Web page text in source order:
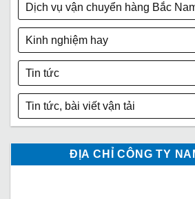
Dịch vụ vận chuyển hàng Bắc
Kinh nghiệm hay
Tin tức
Tin tức, bài viết vận tải
ĐỊA CHỈ CÔNG TY